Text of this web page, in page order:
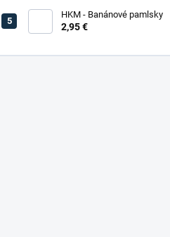
HKM - Banánové pamlsky
2,95 €